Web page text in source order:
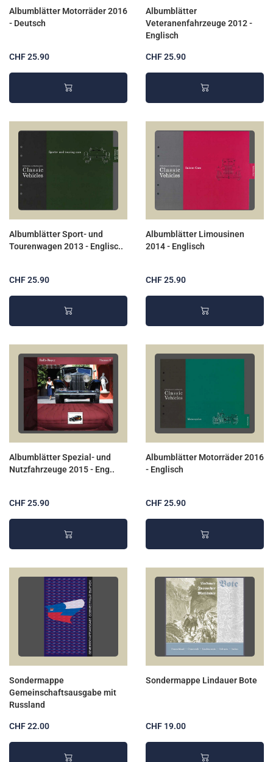
Albumblätter Motorräder 2016
- Deutsch
CHF 25.90
Albumblätter
Veteranenfahrzeuge 2012 -
Englisch
CHF 25.90
Albumblätter Sport- und
Tourenwagen 2013 - Englisc..
CHF 25.90
Albumblätter Limousinen
2014 - Englisch
CHF 25.90
Albumblätter Spezial- und
Nutzfahrzeuge 2015 - Eng..
CHF 25.90
Albumblätter Motorräder 2016
- Englisch
CHF 25.90
Sondermappe
Gemeinschaftsausgabe mit
Russland
CHF 22.00
Sondermappe Lindauer Bote
CHF 19.00